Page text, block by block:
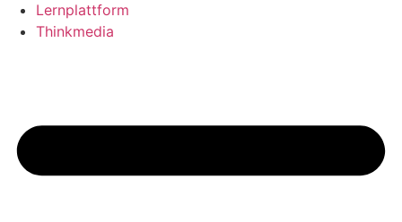
Lernplattform
Thinkmedia